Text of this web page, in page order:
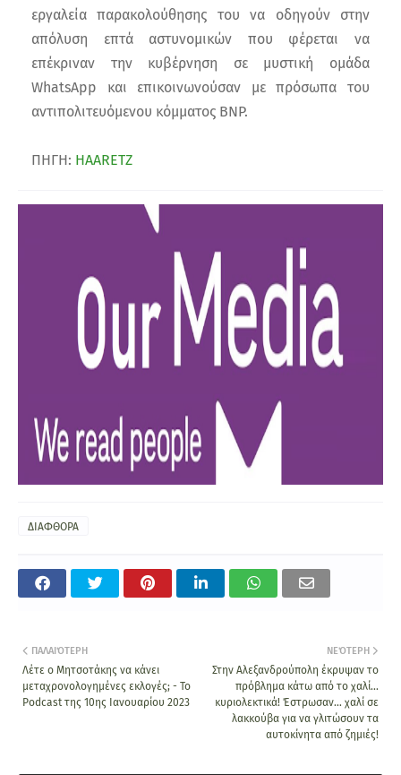
εργαλεία παρακολούθησης του να οδηγούν στην
απόλυση επτά αστυνομικών που φέρεται να
επέκριναν την κυβέρνηση σε μυστική ομάδα
WhatsApp και επικοινωνούσαν με πρόσωπα του
αντιπολιτευόμενου κόμματος BNP.
ΠΗΓΗ: HAARETZ
ΔΙΑΦΘΟΡΑ
ΝΕΌΤΕΡΗ
Στην Αλεξανδρούπολη έκρυψαν το
πρόβλημα κάτω από το χαλί...
κυριολεκτικά! Έστρωσαν… χαλί σε
λακκούβα για να γλιτώσουν τα
αυτοκίνητα από ζημιές!
ΠΑΛΑΙΌΤΕΡΗ
Λέτε ο Μητσοτάκης να κάνει
μεταχρονολογημένες εκλογές; - Το
Podcast της 10ης Ιανουαρίου 2023